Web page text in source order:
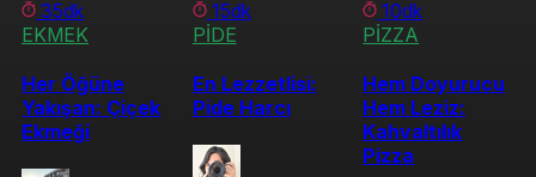
35dk
EKMEK
Her Öğüne
Yakışan: Çiçek
Ekmeği
15dk
PİDE
En Lezzetlisi:
Pide Harcı
10dk
PİZZA
Hem Doyurucu
Hem Leziz:
Kahvaltılık
Pizza